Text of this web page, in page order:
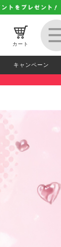
カート
キャンペーン